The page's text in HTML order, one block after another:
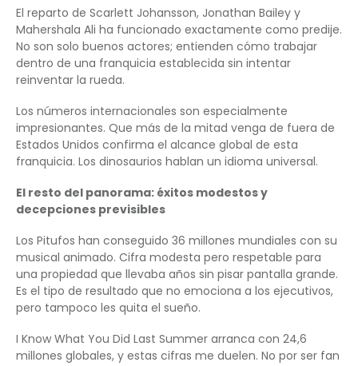
El reparto de Scarlett Johansson, Jonathan Bailey y
Mahershala Ali ha funcionado exactamente como predije.
No son solo buenos actores; entienden cómo trabajar
dentro de una franquicia establecida sin intentar
reinventar la rueda.
Los números internacionales son especialmente
impresionantes. Que más de la mitad venga de fuera de
Estados Unidos confirma el alcance global de esta
franquicia. Los dinosaurios hablan un idioma universal.
El resto del panorama: éxitos modestos y
decepciones previsibles
Los Pitufos han conseguido 36 millones mundiales con su
musical animado. Cifra modesta pero respetable para
una propiedad que llevaba años sin pisar pantalla grande.
Es el tipo de resultado que no emociona a los ejecutivos,
pero tampoco les quita el sueño.
I Know What You Did Last Summer arranca con 24,6
millones globales, y estas cifras me duelen. No por ser fan